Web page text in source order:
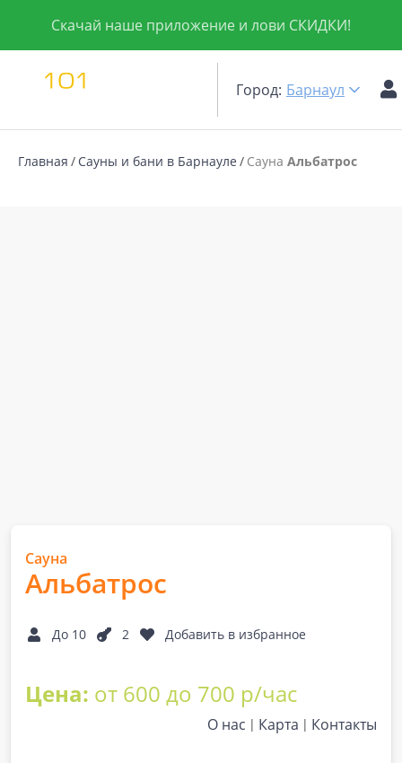
Скачай наше приложение и лови СКИДКИ!
Город: Барнаул
Главная Сауны и бани в Барнауле Сауна Альбатрос
Сауна
Альбатрос
До 10 2 Добавить в избранное
Цена: от 600 до 700 р/час
О нас Карта Контакты